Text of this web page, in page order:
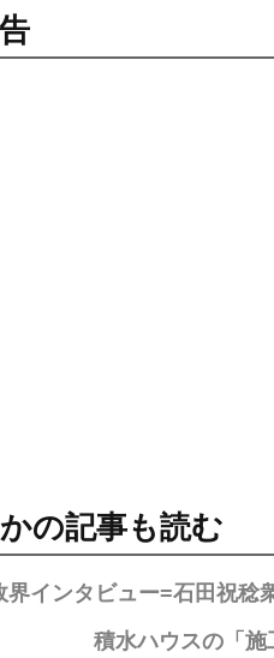
の記事も読む
界インタビュー=石田祝稔
積水ハウスの「